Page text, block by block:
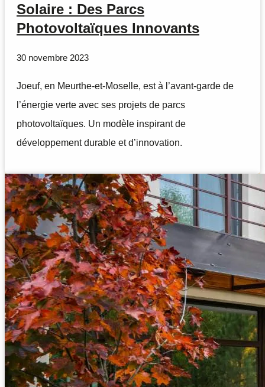
Solaire : Des Parcs
Photovoltaïques Innovants
30 novembre 2023
Joeuf, en Meurthe-et-Moselle, est à l’avant-garde de
l’énergie verte avec ses projets de parcs
photovoltaïques. Un modèle inspirant de
développement durable et d’innovation.